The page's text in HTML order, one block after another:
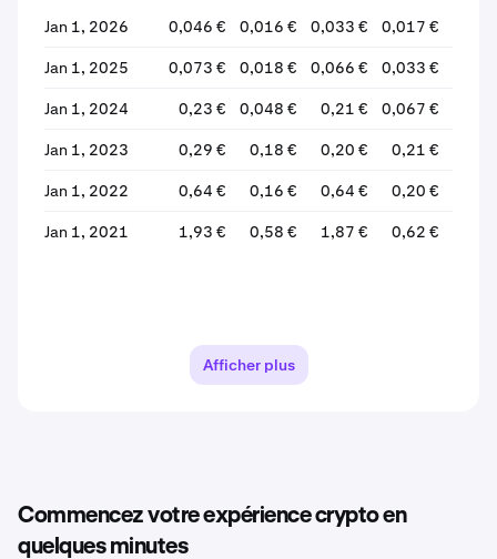
Jan 1, 2026
0,046 € 0,016 € 0,033 € 0,017 €
Jan 1, 2025 0,073 € 0,018 € 0,066 € 0,033 €
Jan 1, 2024 0,23 € 0,048 € 0,21 € 0,067 €
Jan 1, 2023 0,29 € 0,18 € 0,20 € 0,21 €
Jan 1, 2022 0,64 € 0,16 € 0,64 € 0,20 €
Jan 1, 2021 1,93 € 0,58 € 1,87 € 0,62 €
Afficher plus
Commencez votre expérience crypto en
quelques minutes